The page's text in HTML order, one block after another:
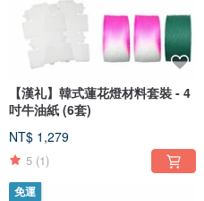
【漢礼】韓式蓮花燈材料套裝 - 4
吋牛油紙 (6套)
NT$ 1,279
5 (1)
免運